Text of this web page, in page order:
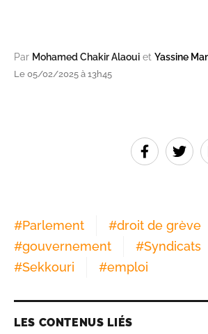
Par Mohamed Chakir Alaoui et Yassine
Le 05/02/2025 à 13h45
#Parlement #droit de grève
#gouvernement #Syndicats
#Sekkouri #emploi
LES CONTENUS LIÉS